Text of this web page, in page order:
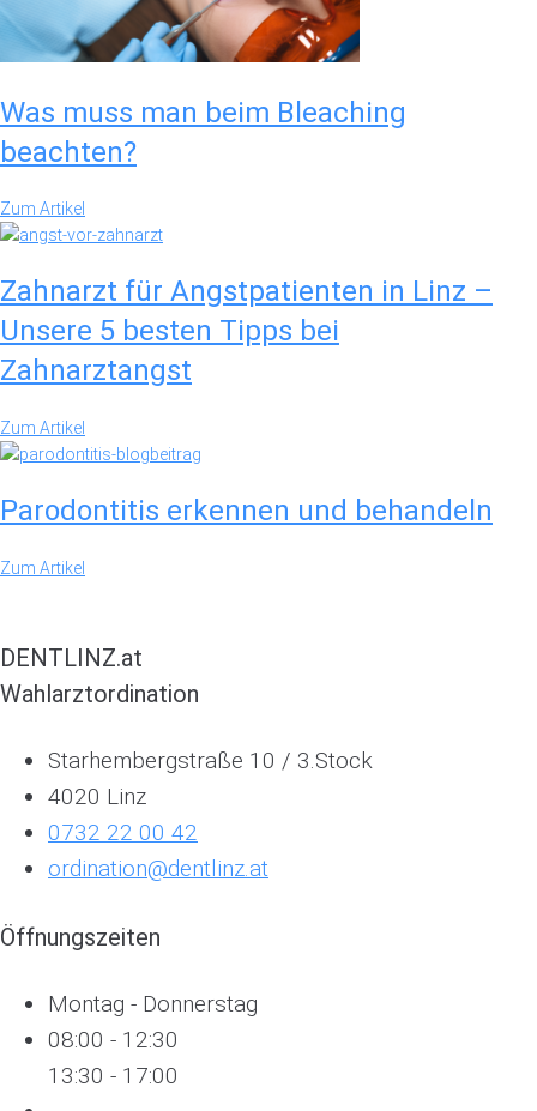
Was muss man beim Bleaching
beachten?
Zum Artikel
Zahnarzt für Angstpatienten in Linz –
Unsere 5 besten Tipps bei
Zahnarztangst
Zum Artikel
Parodontitis erkennen und behandeln
Zum Artikel
DENTLINZ.at
Wahlarztordination
Starhembergstraße 10 / 3.Stock
4020 Linz
0732 22 00 42
ordination@dentlinz.at
Öffnungszeiten
Montag - Donnerstag
08:00 - 12:30
13:30 - 17:00